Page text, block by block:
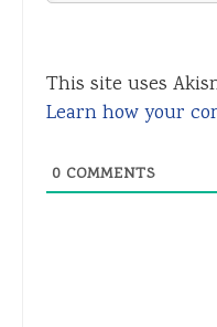
This site uses
Learn how your
0 COMMENTS